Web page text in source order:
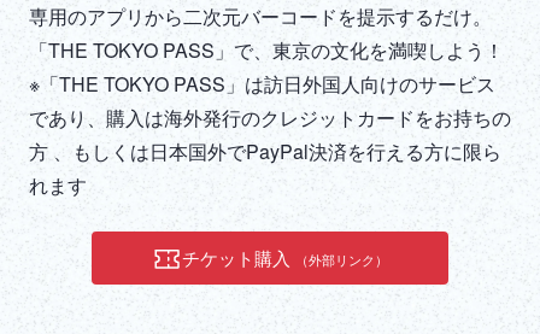
専用のアプリから二次元バーコードを提示するだけ。
「THE TOKYO PASS」で、東京の文化を満喫しよう！
※「THE TOKYO PASS」は訪日外国人向けのサービス
であり、購入は海外発行のクレジットカードをお持ちの
方 、もしくは日本国外でPayPal決済を行える方に限ら
れます
チケット購入 （外部リンク）